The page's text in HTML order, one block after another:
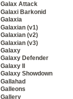
Galax Attack
Galaxi Barkonid
Galaxia
Galaxian (v1)
Galaxian (v2)
Galaxian (v3)
Galaxy
Galaxy Defender
Galaxy II
Galaxy Showdown
Gallahad
Galleons
Gallery